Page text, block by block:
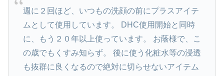
週に２回ほど、いつもの洗顔の前にプラスアイテ
ムとして使用しています。 DHC使用開始と同時
に、もう２０年以上使っています。 お蔭様で、こ
の歳でもくすみ知らず。 後に使う化粧水等の浸透
も抜群に良くなるので絶対に切らせないアイテム